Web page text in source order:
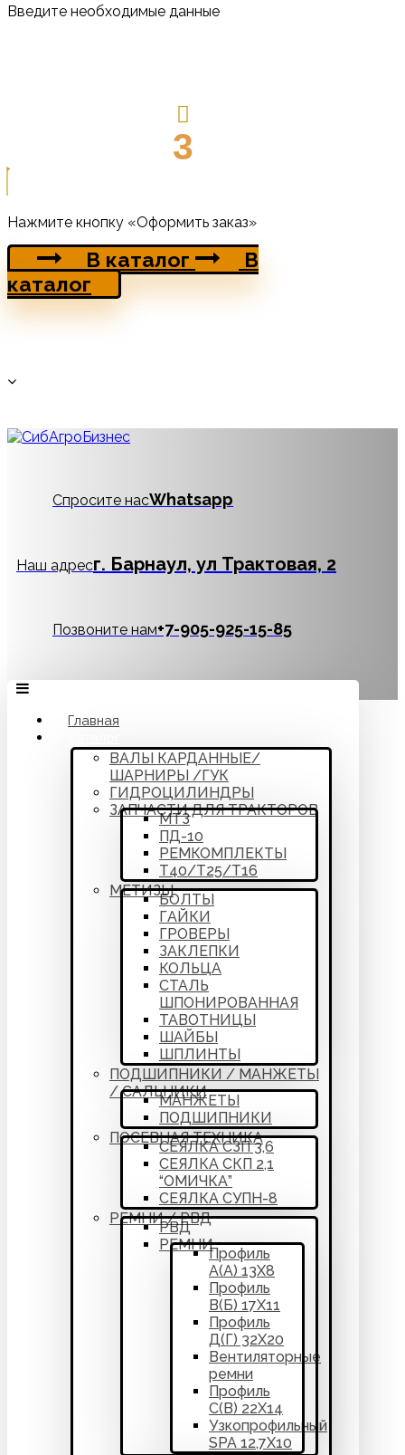
Введите необходимые данные
3
Нажмите кнопку «Оформить заказ»
В каталог
В
каталог
Спросите насWhatsapp
Наш адресг. Барнаул, ул Трактовая, 2
Позвоните нам‪+7-905-925-15-85
Главная
ВАЛЫ КАРДАННЫЕ/
ШАРНИРЫ /ГУК
ГИДРОЦИЛИНДРЫ
ЗАПЧАСТИ ДЛЯ ТРАКТОРОВ
МТЗ
ПД-10
РЕМКОМПЛЕКТЫ
Т40/Т25/Т16
МЕТИЗЫ
БОЛТЫ
ГАЙКИ
ГРОВЕРЫ
ЗАКЛЕПКИ
КОЛЬЦА
СТАЛЬ
ШПОНИРОВАННАЯ
ТАВОТНИЦЫ
ШАЙБЫ
ШПЛИНТЫ
ПОДШИПНИКИ / МАНЖЕТЫ
/ САЛЬНИКИ
МАНЖЕТЫ
ПОДШИПНИКИ
ПОСЕВНАЯ ТЕХНИКА
СЕЯЛКА СЗП 3,6
СЕЯЛКА СКП 2,1
“ОМИЧКА”
СЕЯЛКА СУПН-8
РЕМНИ / РВД
РВД
РЕМНИ
Профиль
А(А) 13Х8
Профиль
В(Б) 17Х11
Профиль
Д(Г) 32Х20
Вентиляторные
ремни
Профиль
С(В) 22Х14
Узкопрофильный
SPA 12,7Х10